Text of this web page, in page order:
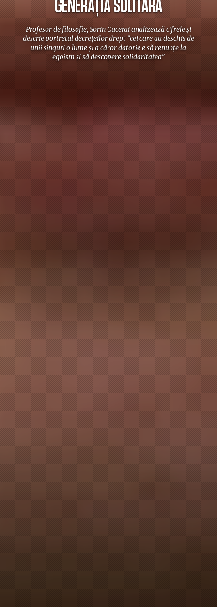
GENERAȚIA SOLITARĂ
Profesor de filosofie, Sorin Cucerai analizează cifrele și
descrie portretul decrețeilor drept ”cei care au deschis de
unii singuri o lume și a căror datorie e să renunțe la
egoism și să descopere solidaritatea”